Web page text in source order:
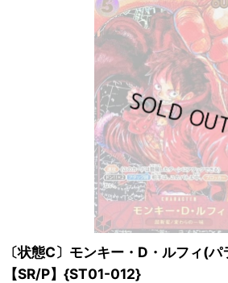
〔状態C〕モンキー・D・ルフィ(
【SR/P】{ST01-012}